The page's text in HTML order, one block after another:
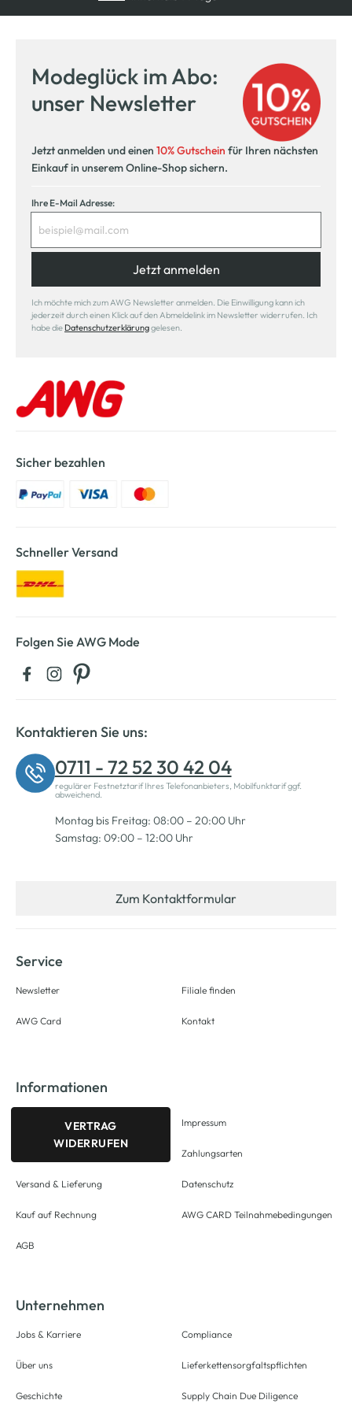
Modeglück im Abo:
unser Newsletter
Jetzt anmelden und einen 10% Gutschein für Ihren nächsten
Einkauf in unserem Online-Shop sichern.
Ihre E-Mail Adresse:
Jetzt anmelden
Ich möchte mich zum AWG Newsletter anmelden. Die Einwilligung kann ich
jederzeit durch einen Klick auf den Abmeldelink im Newsletter widerrufen. Ich
habe die Datenschutzerklärunggelesen.
Sicher bezahlen
Schneller Versand
Folgen Sie AWG Mode
Kontaktieren Sie uns:
0711 - 72 52 30 42 04
regulärer Festnetztarif Ihres Telefonanbieters, Mobilfunktarif ggf.
abweichend.
Montag bis Freitag: 08:00 – 20:00 Uhr
Samstag: 09:00 – 12:00 Uhr
Zum Kontaktformular
Service
Newsletter
AWG Card
Filiale finden
Kontakt
Informationen
VERTRAG
WIDERRUFEN
Versand & Lieferung
Kauf auf Rechnung
AGB
Impressum
Zahlungsarten
Datenschutz
AWG CARD Teilnahmebedingungen
Unternehmen
Jobs & Karriere
Über uns
Geschichte
Compliance
Lieferkettensorgfaltspflichten
Supply Chain Due Diligence